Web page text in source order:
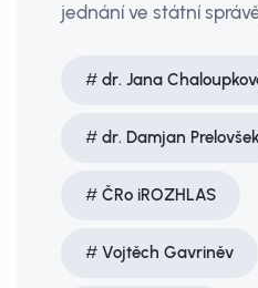
jednání ve státní
dr. Jana
dr. Damjan Prelovšek
ČRo iROZHLAS
Vojtěch Gavriněv